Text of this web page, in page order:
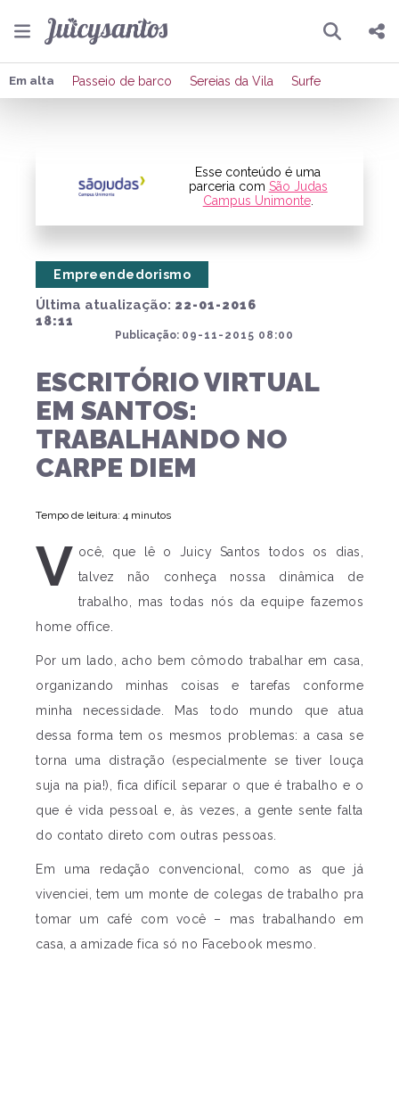
Pesquisar
Compartilhar
Publicar no Facebook
Em alta Passeio de barco Sereias da Vila Surfe
Esse conteúdo é uma
parceria com São Judas
Campus Unimonte.
Última atualização: 22-01-2016
18:11
Publicação: 09-11-2015 08:00
Empreendedorismo
ESCRITÓRIO VIRTUAL
EM SANTOS:
TRABALHANDO NO
CARPE DIEM
Tempo de leitura: 4 minutos
V ocê, que lê o Juicy Santos todos os dias,
talvez não conheça nossa dinâmica de
trabalho, mas todas nós da equipe fazemos
home office.
Por um lado, acho bem cômodo trabalhar em casa,
organizando minhas coisas e tarefas conforme
minha necessidade. Mas todo mundo que atua
dessa forma tem os mesmos problemas: a casa se
torna uma distração (especialmente se tiver louça
suja na pia!), fica difícil separar o que é trabalho e o
que é vida pessoal e, às vezes, a gente sente falta
do contato direto com outras pessoas.
Em uma redação convencional, como as que já
vivenciei, tem um monte de colegas de trabalho pra
tomar um café com você – mas trabalhando em
casa, a amizade fica só no Facebook mesmo.